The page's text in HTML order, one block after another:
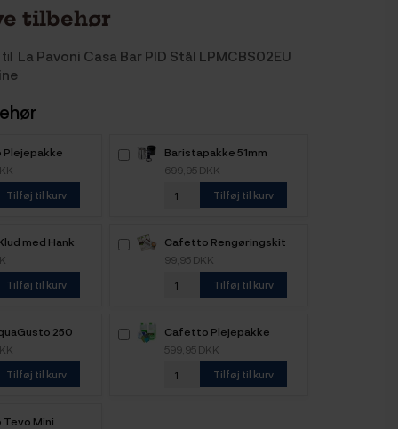
tilbehør
La Pavoni Casa Bar PID Stål LPMCBS02EU
Tilføj til kurv
Baristapakke 51mm
699,95 DKK
Tilføj til kurv
med Hank
Tilføj til kurv
Cafetto Rengøringskit
Organisk
99,95 DKK
Tilføj til kurv
250
Tilføj til kurv
Cafetto Plejepakke
Organisk - Stor
599,95 DKK
Tilføj til kurv
Mini